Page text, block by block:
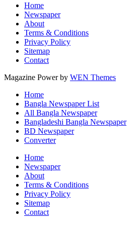
Home
Newspaper
About
Terms & Conditions
Privacy Policy
Sitemap
Contact
Magazine Power by WEN Themes
Home
Bangla Newspaper List
All Bangla Newspaper
Bangladeshi Bangla Newspaper
BD Newspaper
Converter
Home
Newspaper
About
Terms & Conditions
Privacy Policy
Sitemap
Contact